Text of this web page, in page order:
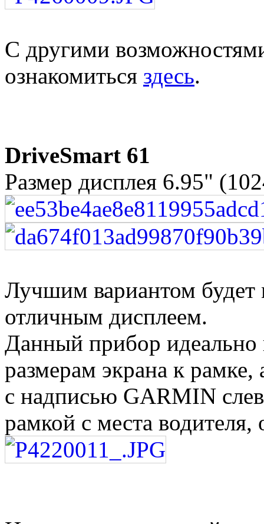
С другими
ознакомиться здесь.
DriveSmart 61
Размер дисплея 6.95"
Лучшим вариантом будет
отличным дисплеем.
Данный прибор идеально
размерам экрана к
с надписью GARMIN
рамкой с места